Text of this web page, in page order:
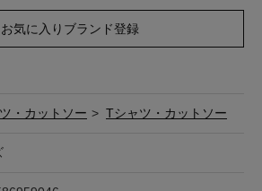
お気に入りブランド登録
・カットソー > Tシャツ・カットソー